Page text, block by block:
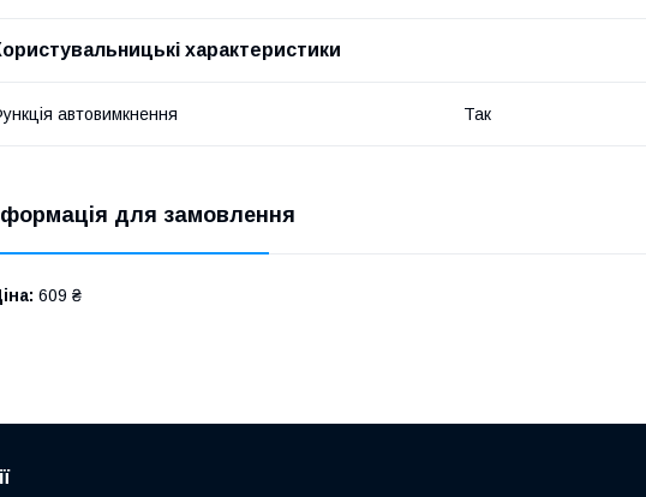
характеристики
автовимкнення Так
для замовлення
609 ₴